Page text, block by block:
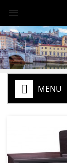

MENU